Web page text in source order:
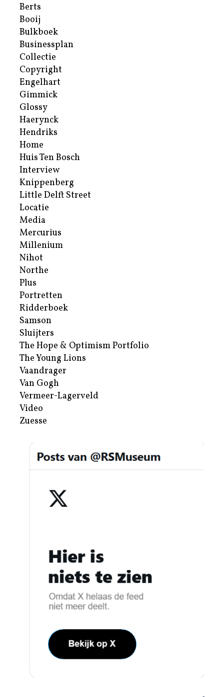
Berts
Booij
Bulkboek
Businessplan
Collectie
Copyright
Engelhart
Gimmick
Glossy
Haerynck
Hendriks
Home
Huis Ten Bosch
Interview
Knippenberg
Little Delft Street
Locatie
Media
Mercurius
Millenium
Nihot
Northe
Plus
Portretten
Ridderboek
Samson
Sluijters
The Hope & Optimism Portfolio
The Young Lions
Vaandrager
Van Gogh
Vermeer-Lagerveld
Video
Zuesse